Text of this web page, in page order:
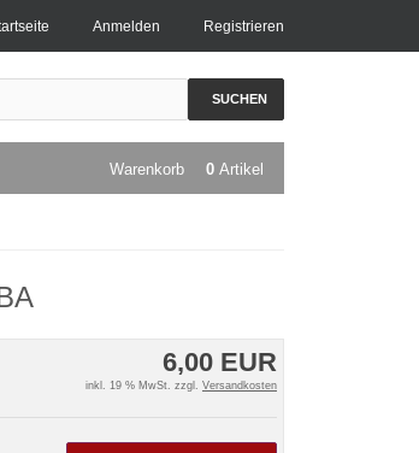
Registrieren
Anmelden
SUCHEN
Warenkorb 0 Artikel
6,00 EUR
inkl. 19 % MwSt. zzgl. Versandkosten